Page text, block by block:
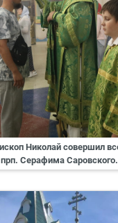
Николай совершил
Серафима Саровского.